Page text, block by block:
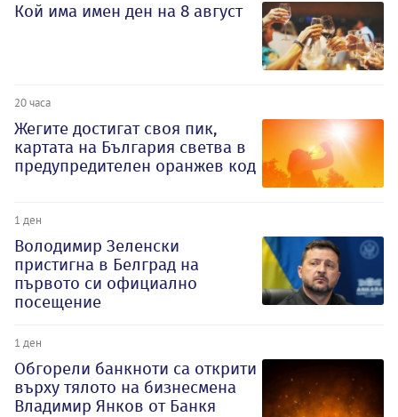
Кой има имен ден на 8 август
20 часа
Жегите достигат своя пик,
картата на България светва в
предупредителен оранжев код
1 ден
Володимир Зеленски
пристигна в Белград на
първото си официално
посещение
1 ден
Обгорели банкноти са открити
върху тялото на бизнесмена
Владимир Янков от Банкя